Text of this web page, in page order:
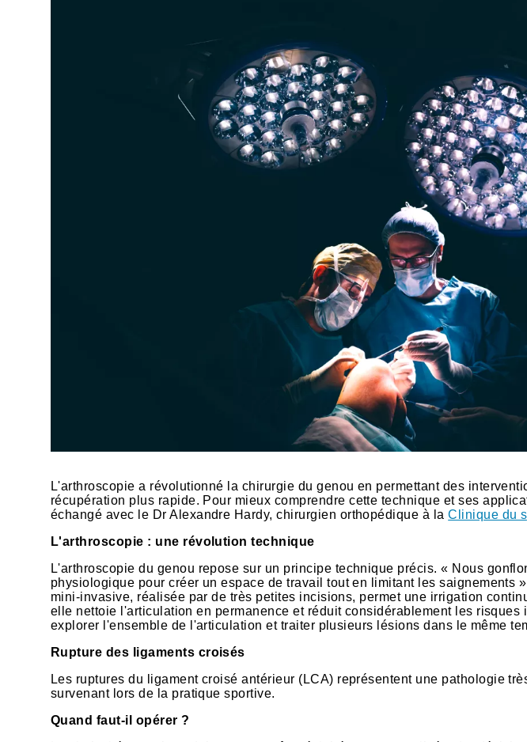
L'arthroscopie a révolutionné la chirurgie du genou en permettant des
récupération plus rapide. Pour mieux comprendre cette technique et ses
échangé avec le Dr Alexandre Hardy, chirurgien orthopédique à laClinique du
L'arthroscopie : une révolution technique
L'arthroscopie du genou repose sur un principe technique précis. « Nous
physiologique pour créer un espace de travail tout en limitant les saignements
mini-invasive, réalisée par de très petites incisions, permet une irrigation
elle nettoie l'articulation en permanence et réduit considérablement les risques
explorer l'ensemble de l'articulation et traiter plusieurs lésions dans le même
Rupture des ligaments croisés
Les ruptures du ligament croisé antérieur (LCA) représentent une pathologie
survenant lors de la pratique sportive.
Quand faut-il opérer ?